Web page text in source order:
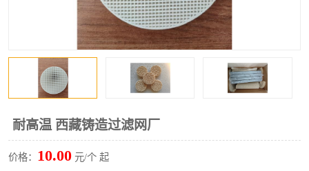
耐高温 西藏铸造过滤网厂
价格： 10.00 元/个 起